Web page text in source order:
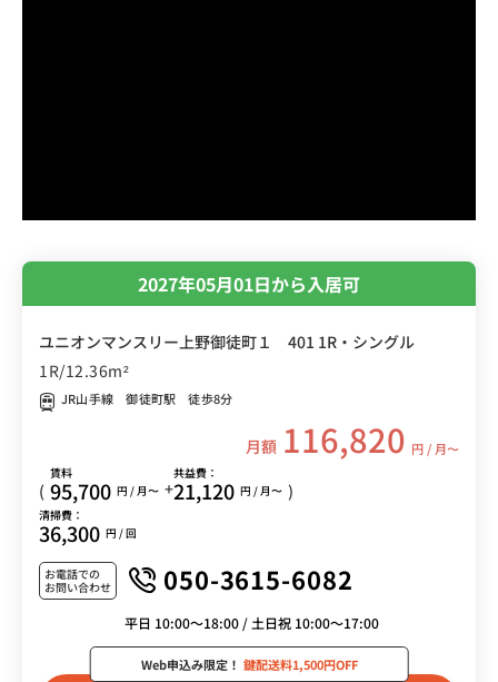
2027年05月01日から入居可
ユニオンマンスリー上野御徒町１ 401 1R・シングル
1R/12.36m²
JR山手線 御徒町駅 徒歩8分
月額 116,820 円 / 月〜
(
賃料
95,700 円 / 月〜 +
共益費：
21,120 円 / 月〜 )
清掃費：
36,300 円 / 回
お電話での
お問い合わせ
050-3615-6082
平日 10:00～18:00 / 土日祝 10:00～17:00
Web申込み限定！ 鍵配送料1,500円OFF